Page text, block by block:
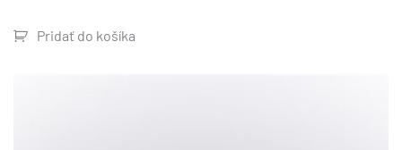
Pridať do košíka